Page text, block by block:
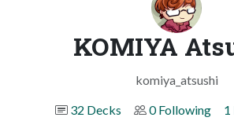
KOMIYA
komiya_atsushi
32 Decks
0 Following 1